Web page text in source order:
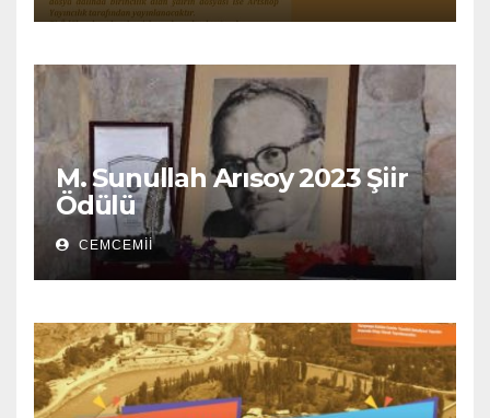
M. Sunullah Arısoy 2023 Şiir
Ödülü
CEMCEMII